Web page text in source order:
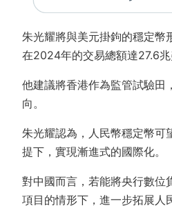
朱光耀將與美元掛鉤的穩定幣
在2024年的交易總額達27.6
他建議將香港作為監管試驗田
向。
朱光耀認為，人民幣穩定幣可
提下，實現漸進式的國際化。
對中國而言，若能將央行數位
項目的情形下，進一步拓展人